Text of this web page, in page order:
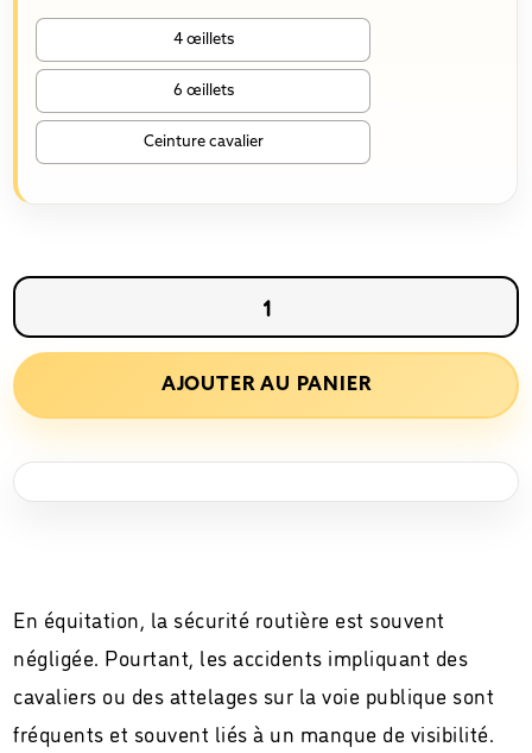
4 œillets
6 œillets
Ceinture cavalier
quantité
de
HippiSécu
AJOUTER AU PANIER
En équitation, la sécurité routière est souvent
négligée. Pourtant, les accidents impliquant des
cavaliers ou des attelages sur la voie publique sont
fréquents et souvent liés à un manque de visibilité.